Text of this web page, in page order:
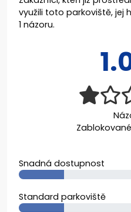
využili toto parkoviště, jej
1 názoru.
Snadná dostupnost
Standard parkoviště